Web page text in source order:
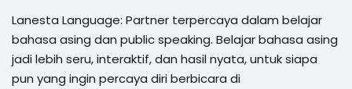
Lanesta Language: Partner terpercaya dalam belajar
bahasa asing dan public speaking. Belajar bahasa asing
jadi lebih seru, interaktif, dan hasil nyata, untuk siapa
pun yang ingin percaya diri berbicara di